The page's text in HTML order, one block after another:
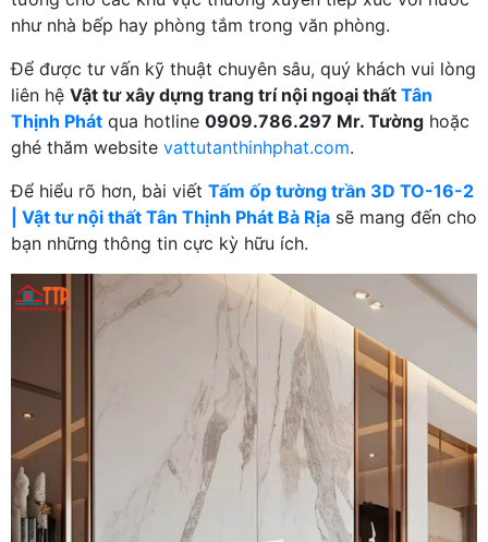
như nhà bếp hay phòng tắm trong văn phòng.
Để được tư vấn kỹ thuật chuyên sâu, quý khách vui lòng
liên hệ Vật tư xây dựng trang trí nội ngoại thất Tân
Thịnh Phát qua hotline 0909.786.297 Mr. Tường hoặc
ghé thăm website vattutanthinhphat.com.
Để hiểu rõ hơn, bài viết Tấm ốp tường trần 3D TO-16-2
| Vật tư nội thất Tân Thịnh Phát Bà Rịa sẽ mang đến cho
bạn những thông tin cực kỳ hữu ích.